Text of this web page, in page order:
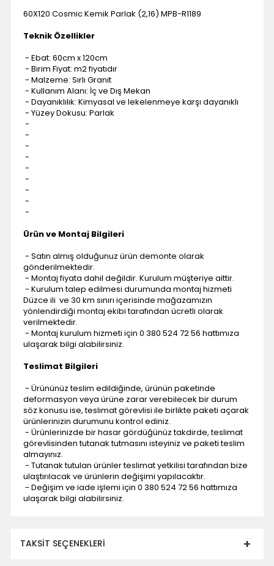
60X120 Cosmic Kemik Parlak (2,16) MPB-R1189
Teknik Özellikler
- Ebat: 60cm x 120cm
- Birim Fiyat: m2 fiyatıdır
- Malzeme: Sırlı Granit
- Kullanım Alanı: İç ve Dış Mekan
- Dayanıklılık: Kimyasal ve lekelenmeye karşı dayanıklı
- Yüzey Dokusu: Parlak
-
-
-
-
-
-
-
-
-
Ürün ve Montaj Bilgileri
- Satın almış olduğunuz ürün demonte olarak
gönderilmektedir.
- Montaj fiyata dahil değildir. Kurulum müşteriye aittir.
- Kurulum talep edilmesi durumunda montaj hizmeti
Düzce ili ve 30 km sınırı içerisinde mağazamızın
yönlendirdiği montaj ekibi tarafından ücretli olarak
verilmektedir.
- Montaj kurulum hizmeti için 0 380 524 72 56 hattımıza
ulaşarak bilgi alabilirsiniz.
Teslimat Bilgileri
- Ürününüz teslim edildiğinde, ürünün paketinde
deformasyon veya ürüne zarar verebilecek bir durum
söz konusu ise, teslimat görevlisi ile birlikte paketi açarak
ürünlerinizin durumunu kontrol ediniz.
- Ürünlerinizde bir hasar gördüğünüz takdirde, teslimat
görevlisinden tutanak tutmasını isteyiniz ve paketi teslim
almayınız.
- Tutanak tutulan ürünler teslimat yetkilisi tarafından bize
ulaştırılacak ve ürünlerin değişimi yapılacaktır.
- Değişim ve iade işlemi için 0 380 524 72 56 hattımıza
ulaşarak bilgi alabilirsiniz.
TAKSIT SEÇENEKLERI